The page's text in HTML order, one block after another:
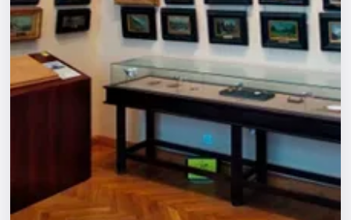
Артисты
Рейтинги